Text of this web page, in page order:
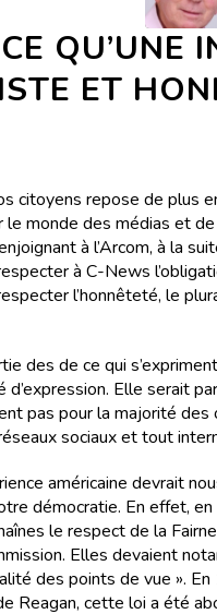
QU’UNE
ET
citoyens repose de plus
le monde des médias et
à l’Arcom, à la
à C-News
l’honnêteté, le
des de ce qui
Elle serait
pas pour la majorité
sociaux et tout
américaine devrait
démocratie. En effet,
le respect de la
Elles devaient
des points de vue ».
Reagan, cette loi a été